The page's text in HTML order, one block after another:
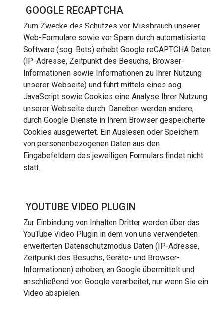
GOOGLE RECAPTCHA
Zum Zwecke des Schutzes vor Missbrauch unserer
Web-Formulare sowie vor Spam durch automatisierte
Software (sog. Bots) erhebt Google reCAPTCHA Daten
(IP-Adresse, Zeitpunkt des Besuchs, Browser-
Informationen sowie Informationen zu Ihrer Nutzung
unserer Webseite) und führt mittels eines sog.
JavaScript sowie Cookies eine Analyse Ihrer Nutzung
unserer Webseite durch. Daneben werden andere,
durch Google Dienste in Ihrem Browser gespeicherte
Cookies ausgewertet. Ein Auslesen oder Speichern
von personenbezogenen Daten aus den
Eingabefeldern des jeweiligen Formulars findet nicht
statt.
YOUTUBE VIDEO PLUGIN
Zur Einbindung von Inhalten Dritter werden über das
YouTube Video Plugin in dem von uns verwendeten
erweiterten Datenschutzmodus Daten (IP-Adresse,
Zeitpunkt des Besuchs, Geräte- und Browser-
Informationen) erhoben, an Google übermittelt und
anschließend von Google verarbeitet, nur wenn Sie ein
Video abspielen.